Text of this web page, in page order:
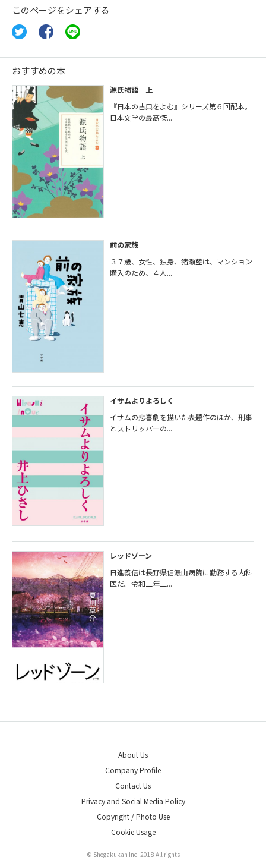
このページをシェアする
おすすめの本
源氏物語 上
『日本の古典をよむ』シリーズ第６回配本。
日本文学の最高傑...
前の家族
３７歳、女性、独身、猪瀬藍は、マンション
購入のため、４人...
イサムよりよろしく
イサムの悲喜劇を描いた表題作のほか、刑事
とストリッパーの...
レッドゾーン
日進義信は長野県信濃山病院に勤務する内科
医だ。令和二年二...
About Us
Company Profile
Contact Us
Privacy and Social Media Policy
Copyright / Photo Use
Cookie Usage
© Shogakukan Inc. 2018 All rights